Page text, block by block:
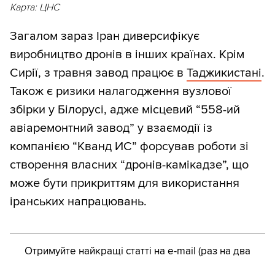
Карта: ЦНС
Загалом зараз Іран диверсифікує
виробництво дронів в інших країнах. Крім
Сирії, з травня завод працює в Таджикистані.
Також є ризики налагодження вузлової
збірки у Білорусі, адже місцевий “558-ий
авіаремонтний завод” у взаємодії із
компанією “Кванд ИС” форсував роботи зі
створення власних “дронів-камікадзе”, що
може бути прикриттям для використання
іранських напрацювань.
Отримуйте найкращі статті на e-mail (раз на два